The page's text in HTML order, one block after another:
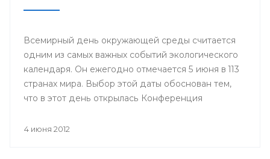
Всемирный день окружающей среды считается
одним из самых важных событий экологического
календаря. Он ежегодно отмечается 5 июня в 113
странах мира. Выбор этой даты обоснован тем,
что в этот день открылась Конференция
проблемам окружающей человека среды
4 июня 2012